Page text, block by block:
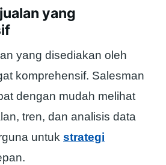
yang
yang disediakan oleh
komprehensif. Salesman
dengan mudah melihat
tren, dan analisis data
untuk strategi